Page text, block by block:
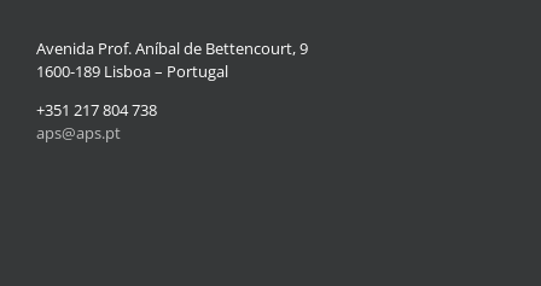
Avenida Prof. Aníbal de Bettencourt, 9
1600-189 Lisboa – Portugal
+351 217 804 738
aps@aps.pt